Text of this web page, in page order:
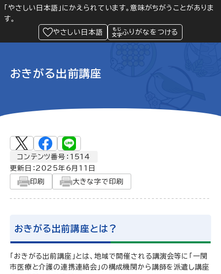
「やさしい日本語」にかえられています。意味がちがうことがありま
す。
やさしい日本語
ふりがなをつける
Language 閲覧支援
緊急情報
おきがる出前講座
コンテンツ番号：1514
更新日： 2025年6月11日
印刷
大きな字で印刷
おきがる出前講座とは？
「おきがる出前講座」とは、地域で開催される講演会等に「一関
市医療と介護の連携連絡会」の構成機関から講師を派遣し講座